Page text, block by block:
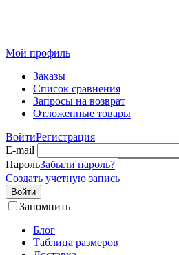
Мой профиль
Заказы
Список сравнения
Запросы на возврат
Отложенные товары
ВойтиРегистрация
E-mail
ПарольЗабыли пароль?
Создать учетную запись
Войти
Запомнить
Блог
Таблица размеров